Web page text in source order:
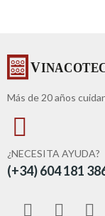
Más de 20 años
¿NECESITA AYUDA?
(+34) 604 181